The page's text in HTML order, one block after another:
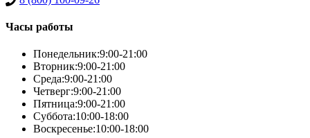
Часы работы
Понедельник:9:00-21:00
Вторник:9:00-21:00
Среда:9:00-21:00
Четверг:9:00-21:00
Пятница:9:00-21:00
Суббота:10:00-18:00
Воскресенье:10:00-18:00